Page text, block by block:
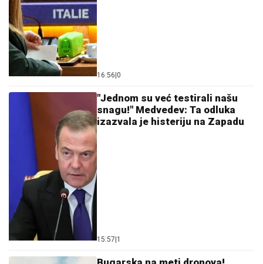
Ana Radulović prebolela Mirčeta, otkrila koliko ju je
NOVI MUŠKARAC OBORIO S NOGU: "Nikad pre
nisam bila ovako zaljubljena"
STIGLO
Crno-belima se loše piše!
(FOTO) NALAZI SE DALEKO OD
BEOGRADA
pretila zbog Raleta - poslala joj jezive